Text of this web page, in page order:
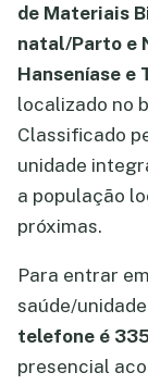
de Materiais
natal/Parto e
Hanseníase e
localizado no
Classificado
unidade
a população
próximas.
Para entrar
saúde/
telefone é
presencial